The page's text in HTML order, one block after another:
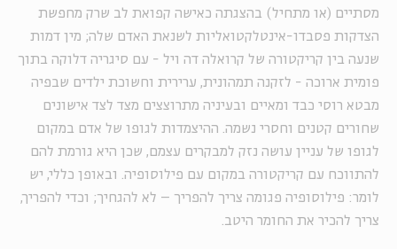
מסתיים (או מתחיל) בהצגתה כאישה קפואת לב שרק מחפשת
הצדקות פסבדו-אינטלקטואליות לשנאת האדם שלה; מין דמות
שנעה בין קריקטורה של קרואלה דה ויל - עם סיגריה דלוקה בתוך
פומית ארוכה - לזקנה תמהונית, ערירית וחשוכת ילדים שבפיה
מבטא רוסי כבד ומאיים ובעיניה מתרוצצים מצד לצד אישונים
שחורים קטנים וחסרי נשמה. ההיצמדות לגופו של אדם במקום
לגופו של עניין עושה נזק למבקרים עצמם, שכן היא גורמת להם
להתווכח עם קריקטורה במקום עם פילוסופיה. ובאופן כללי, יש
לומר: פילוסופיה פגומה צריך להפריך – לא להגחיך; וכדי להפריך,
צריך להכיר את החומר היטב.